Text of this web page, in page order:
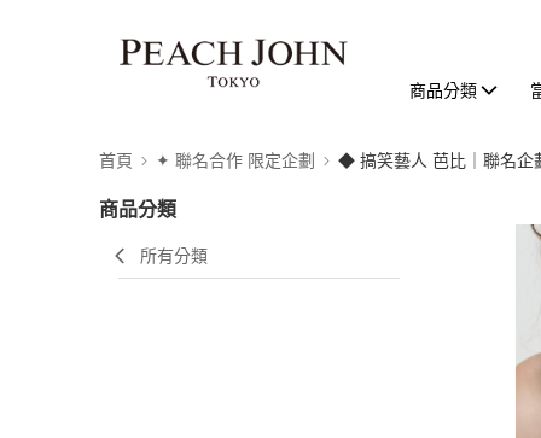
商品分類
首頁 ✦ 聯名合作 限定企劃 ◆ 搞笑藝人 芭比｜聯名企
商品分類
所有分類